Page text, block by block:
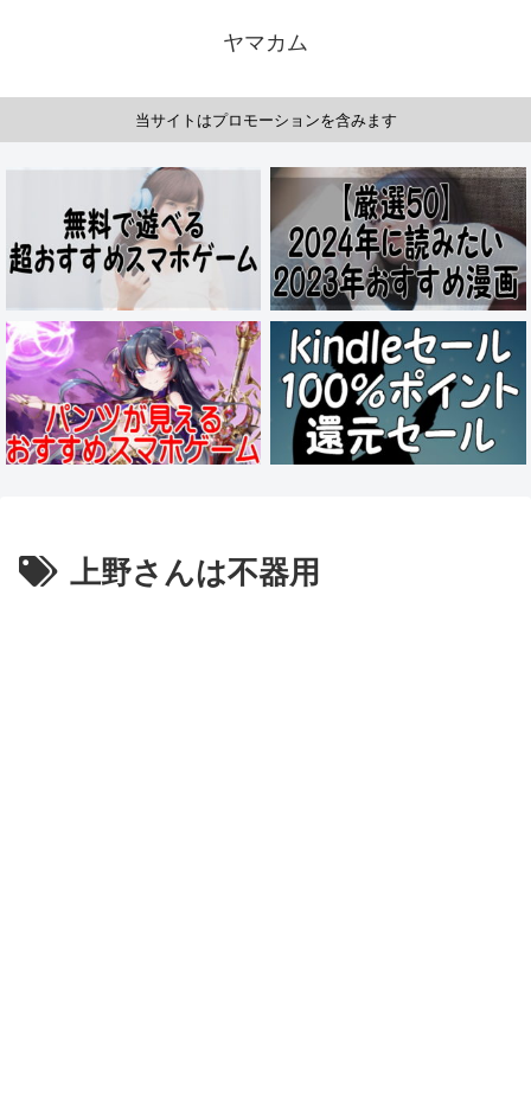
ヤマカム
当サイトはプロモーションを含みます
上野さんは不器用